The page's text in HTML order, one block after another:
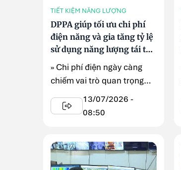
TIẾT KIỆM NĂNG LƯỢNG
DPPA giúp tối ưu chi phí
điện năng và gia tăng tỷ lệ
sử dụng năng lượng tái tạo
cho ngành xi măng
» Chi phí điện ngày càng
chiếm vai trò quan trọng
trong cơ cấu giá ...
13/07/2026 -
08:50